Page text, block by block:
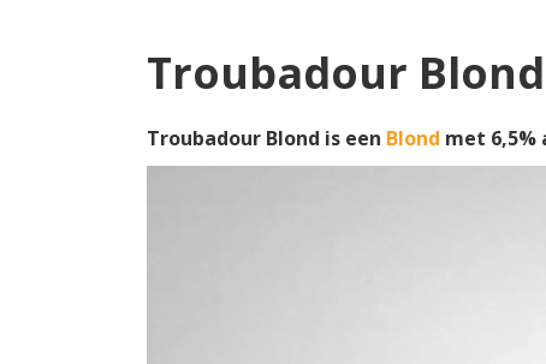
Troubadour Blond
Troubadour Blond is een Blond met 6,5%